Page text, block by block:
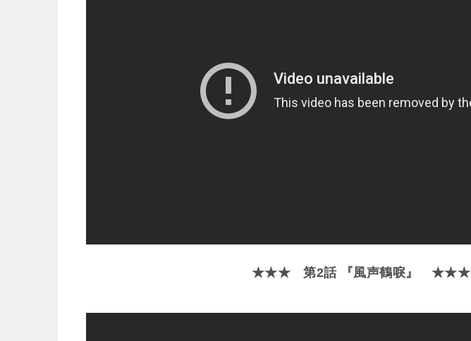
★★★ 第2話 『風声鶴唳』 ★★★